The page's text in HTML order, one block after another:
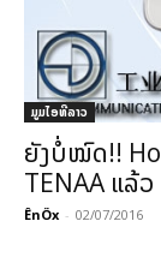
ມູມໄອທີລາວ
ຍັງບໍ່ໝົດ!!
TENAA ແລ້ວ
ÊnÖx - 02/07/2016